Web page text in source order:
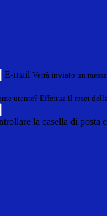
E-mail Verrà inviato un
utente? Effettua il reset
la casella di posta